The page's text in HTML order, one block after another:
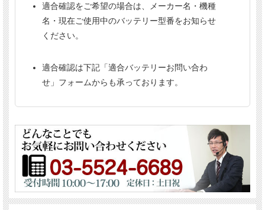
法人名または屋号がない場合はお届けできません。
個人事業主の方で屋号をお持ちでない場合は、個別にお問い合わせ
適合確認をご希望の場合は、メーカー名・機種
名・現在ご使用中のバッテリー型番をお知らせ
ください。
適合確認は下記「適合バッテリーお問い合わ
せ」フォームからも承っております。